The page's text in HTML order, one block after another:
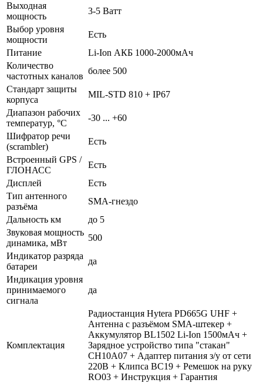
Выходная
мощность
3-5 Ватт
Выбор уровня
мощности
Есть
Питание
Li-Ion АКБ 1000-2000мАч
Количество
частотных каналов
более 500
Стандарт защиты
корпуса
MIL-STD 810 + IP67
Диапазон рабочих
температур, °С
-30 ... +60
Шифратор речи
(scrambler)
Есть
Встроенный GPS /
ГЛОНАСС
Есть
Дисплей
Есть
Тип антенного
разъёма
SMA-гнездо
Дальность км
до 5
Звуковая мощность
динамика, мВт
500
Индикатор разряда
батареи
да
Индикация уровня
принимаемого
сигнала
да
Комплектация
Радиостанция Hytera PD665G UHF +
Антенна с разъёмом SMA-штекер +
Аккумулятор BL1502 Li-Ion 1500мАч +
Зарядное устройство типа "стакан"
CH10A07 + Адаптер питания з/у от сети
220В + Клипса BC19 + Ремешок на руку
RO03 + Инструкция + Гарантия